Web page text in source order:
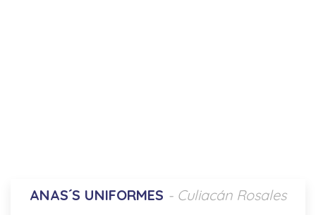
ANAS´S UNIFORMES - Culiacán Rosales